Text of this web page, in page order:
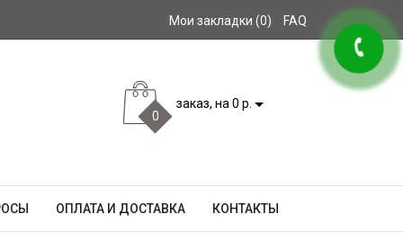
Мои закладки (0) FAQ
0
заказ, на 0 р.
ОПЛАТА И ДОСТАВКА КОНТАКТЫ